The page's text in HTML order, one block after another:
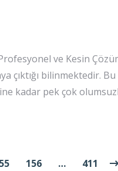
Profesyonel ve Kesin
çıktığı bilinmektedir.
kadar pek çok
156 … 411